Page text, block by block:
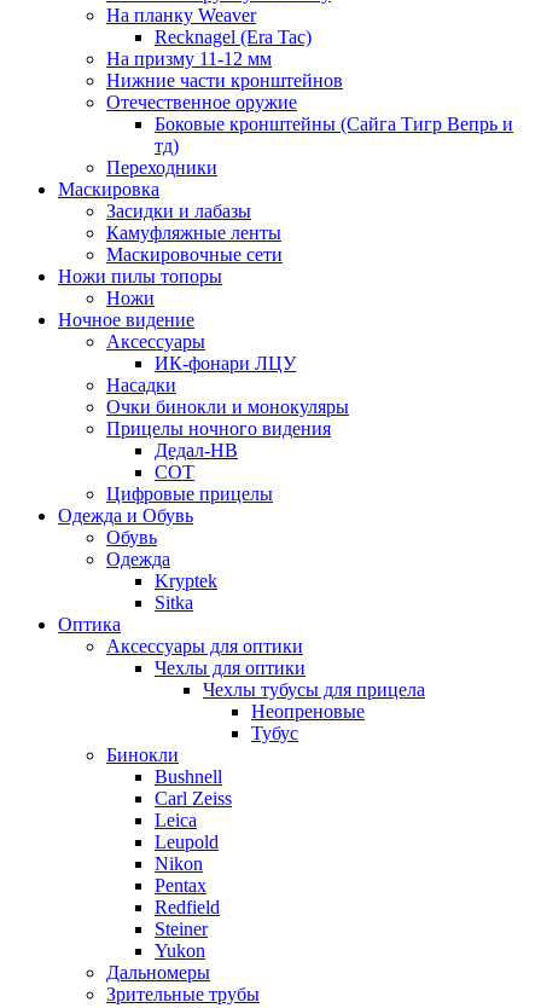
На планку Weaver
Recknagel (Era Tac)
На призму 11-12 мм
Нижние части кронштейнов
Отечественное оружие
Боковые кронштейны (Сайга Тигр Вепрь и
тд)
Переходники
Маскировка
Засидки и лабазы
Камуфляжные ленты
Маскировочные сети
Ножи пилы топоры
Ножи
Ночное видение
Аксессуары
ИК-фонари ЛЦУ
Насадки
Очки бинокли и монокуляры
Прицелы ночного видения
Дедал-НВ
СОТ
Цифровые прицелы
Одежда и Обувь
Обувь
Одежда
Kryptek
Sitka
Оптика
Аксессуары для оптики
Чехлы для оптики
Чехлы тубусы для прицела
Неопреновые
Тубус
Бинокли
Bushnell
Carl Zeiss
Leica
Leupold
Nikon
Pentax
Redfield
Steiner
Yukon
Дальномеры
Зрительные трубы